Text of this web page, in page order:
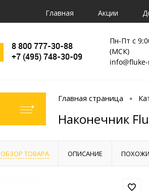
Главная Акции
8 800 777-30-88
+7 (495) 748-30-09
Пн-Пт с
(МСК)
Главная страница •
Наконечник
ОБЗОР ТОВАРА ОПИСАНИЕ